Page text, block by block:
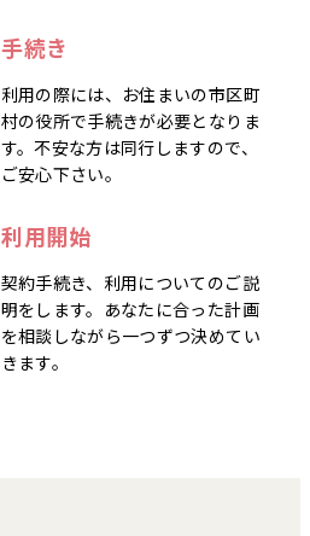
手続き
利用の際には、お住まいの市区町
村の役所で手続きが必要となりま
す。不安な方は同行しますので、
ご安心下さい。
利用開始
契約手続き、利用についてのご説
明をします。あなたに合った計画
を相談しながら一つずつ決めてい
きます。